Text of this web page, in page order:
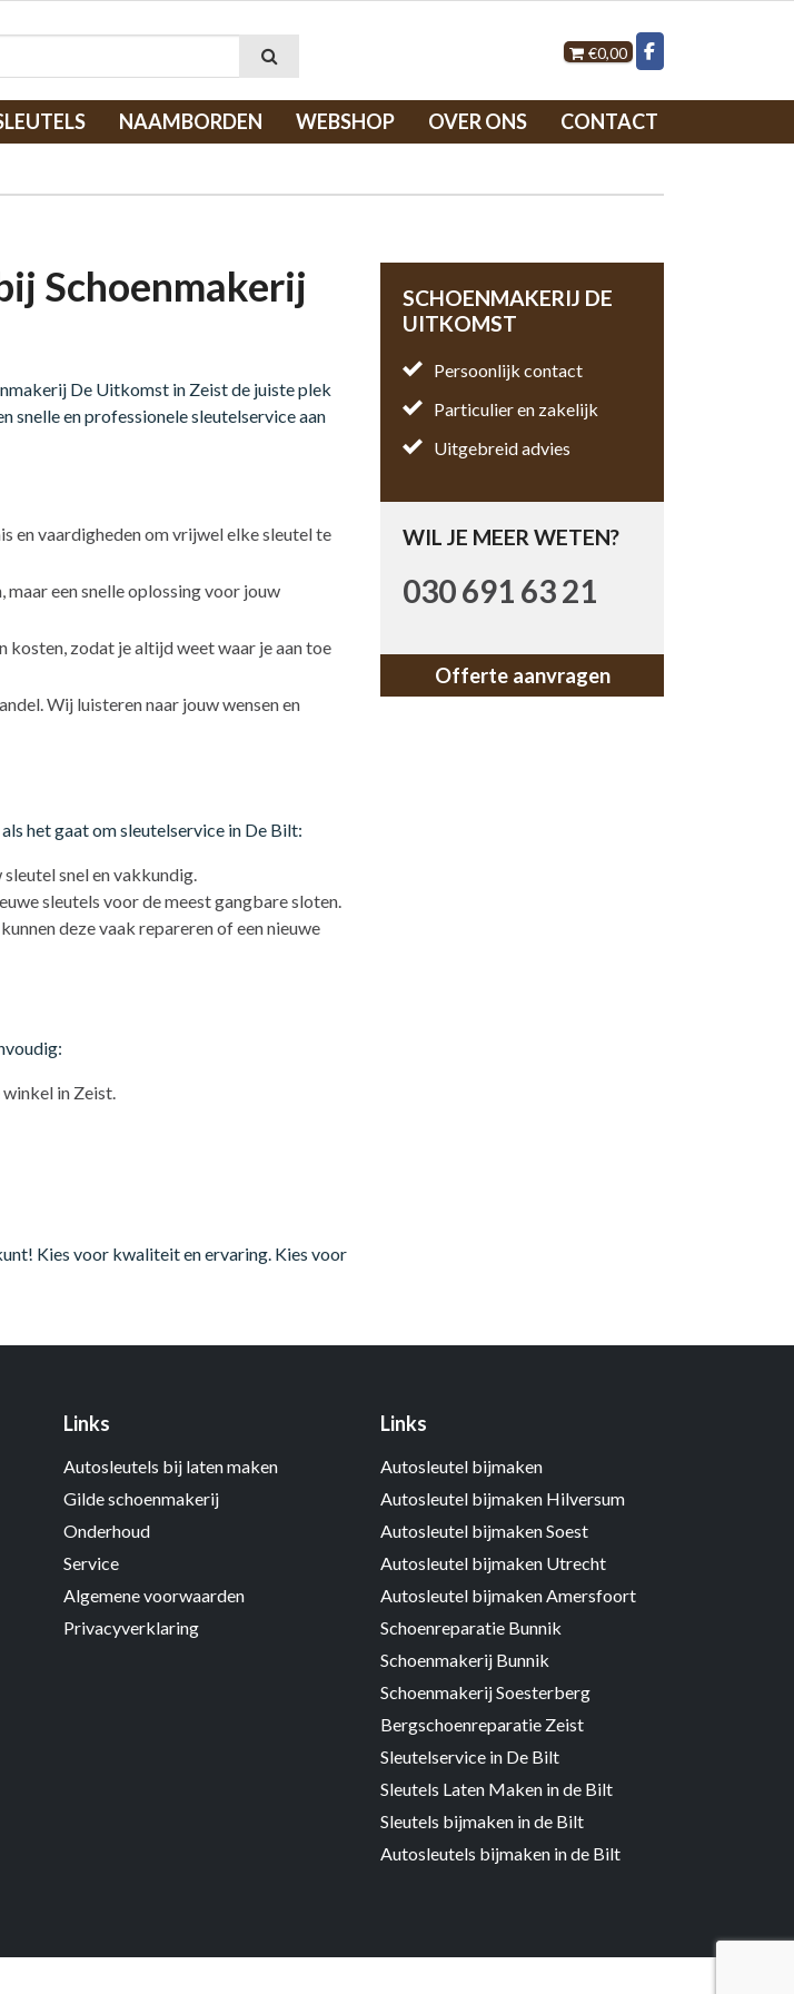
€0,00
NAAMBORDEN WEBSHOP OVER ONS CONTACT
Schoenmakerij
De Uitkomst in Zeist de juiste plek
snelle en professionele sleutelservice aan
en vaardigheden om vrijwel elke sleutel te
een snelle oplossing voor jouw
zodat je altijd weet waar je aan toe
Wij luisteren naar jouw wensen en
het gaat om sleutelservice in De Bilt:
snel en vakkundig.
sleutels voor de meest gangbare sloten.
deze vaak repareren of een nieuwe
in Zeist.
Kies voor kwaliteit en ervaring. Kies voor
SCHOENMAKERIJ DE
UITKOMST
Persoonlijk contact
Particulier en zakelijk
Uitgebreid advies
WIL JE MEER WETEN?
030 691 63 21
Offerte aanvragen
Links
Autosleutels bij laten maken
Gilde schoenmakerij
Onderhoud
Service
Algemene voorwaarden
Privacyverklaring
Links
Autosleutel bijmaken
Autosleutel bijmaken Hilversum
Autosleutel bijmaken Soest
Autosleutel bijmaken Utrecht
Autosleutel bijmaken Amersfoort
Schoenreparatie Bunnik
Schoenmakerij Bunnik
Schoenmakerij Soesterberg
Bergschoenreparatie Zeist
Sleutelservice in De Bilt
Sleutels Laten Maken in de Bilt
Sleutels bijmaken in de Bilt
Autosleutels bijmaken in de Bilt